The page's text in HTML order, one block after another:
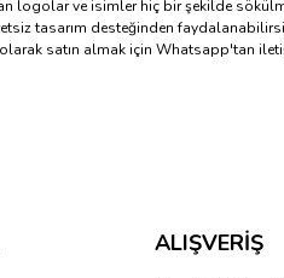
logolar ve isimler hiç bir şekilde
tasarım desteğinden
satın almak için Whatsapp'tan
eksik bilgiler bulunuyor.
ALIŞVERİŞ